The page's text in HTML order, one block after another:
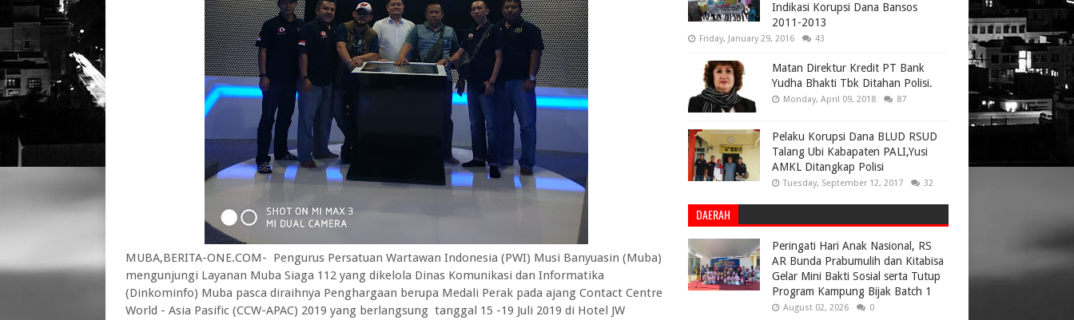
MUBA,BERITA-ONE.COM- Pengurus Persatuan Wartawan Indonesia (PWI) Musi Banyuasin (Muba)
mengunjungi Layanan Muba Siaga 112 yang dikelola Dinas Komunikasi dan Informatika
(Dinkominfo) Muba pasca diraihnya Penghargaan berupa Medali Perak pada ajang Contact Centre
World - Asia Pasific (CCW-APAC) 2019 yang berlangsung tanggal 15 -19 Juli 2019 di Hotel JW
Indikasi Korupsi Dana Bansos
2011-2013
Friday, January 29, 2016 43
Matan Direktur Kredit PT Bank
Yudha Bhakti Tbk Ditahan Polisi.
Monday, April 09, 2018 87
Pelaku Korupsi Dana BLUD RSUD
Talang Ubi Kabapaten PALI,Yusi
AMKL Ditangkap Polisi
Tuesday, September 12, 2017 32
DAERAH
Peringati Hari Anak Nasional, RS
AR Bunda Prabumulih dan Kitabisa
Gelar Mini Bakti Sosial serta Tutup
Program Kampung Bijak Batch 1
August 02, 2026 0